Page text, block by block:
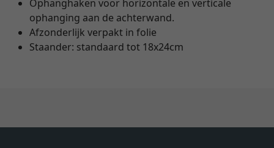
Ophanghaken voor horizontale en verticale
ophanging aan de achterwand.
Afzonderlijk verpakt in folie
Staander: standaard tot 18x24cm